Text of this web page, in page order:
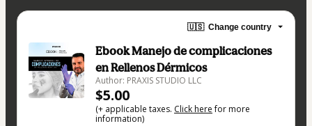
🇺🇸 Change country
Ebook Manejo de complicaciones
en Rellenos Dérmicos
Author: PRAXIS STUDIO LLC
$5.00
(+ applicable taxes. Click herefor more
information)